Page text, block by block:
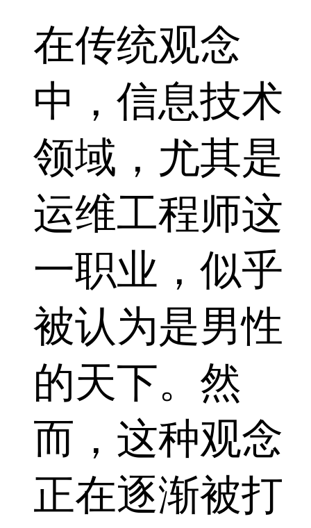
在传统观念
中，信息技术
领域，尤其是
运维工程师这
一职业，似乎
被认为是男性
的天下。然
而，这种观念
正在逐渐被打